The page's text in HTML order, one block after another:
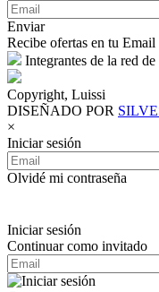
Enviar
Recibe ofertas en tu Email
Integrantes de la red
Copyright, Luissi
DISEÑADO POR
×
Iniciar sesión
Olvidé mi contraseña
Iniciar sesión
Continuar como invitado